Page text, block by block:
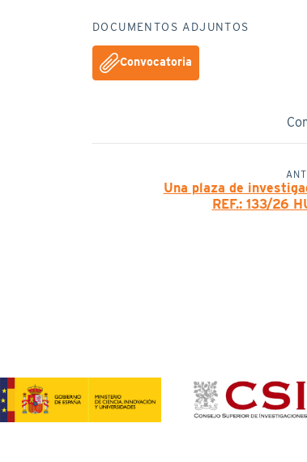
DOCUMENTOS ADJUNTOS
Convocatoria
Una plaza de
REF.: 133/26